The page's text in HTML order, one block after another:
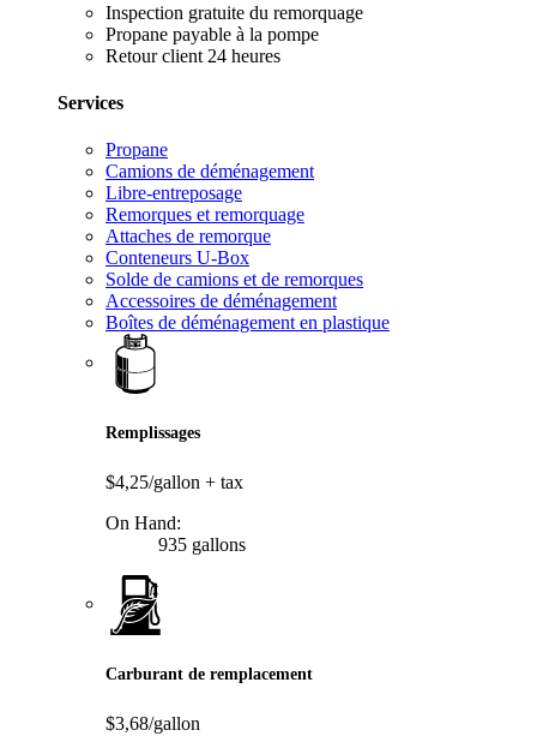
Inspection gratuite du remorquage
Propane payable à la pompe
Retour client 24 heures
Services
Propane
Camions de déménagement
Libre-entreposage
Remorques et remorquage
Attaches de remorque
Conteneurs U-Box
Solde de camions et de remorques
Accessoires de déménagement
Boîtes de déménagement en plastique
Remplissages
$4,25/gallon + tax
On Hand:
935 gallons
Carburant de remplacement
$3,68/gallon